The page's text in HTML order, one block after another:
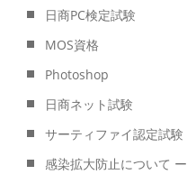
日商PC検定試験
MOS資格
Photoshop
日商ネット試験
サーティファイ認定試験
感染拡大防止について ー